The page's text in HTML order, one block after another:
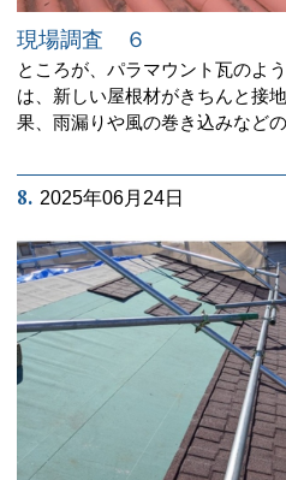
現場調査 ６
ところが、パラマウント瓦のよ
は、新しい屋根材がきちんと接
果、雨漏りや風の巻き込みなど
8. 2025年06月24日